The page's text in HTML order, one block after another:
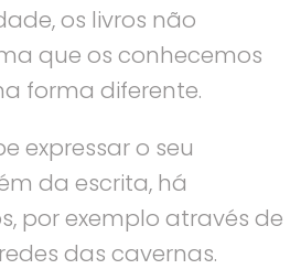
os livros não
que os conhecemos
forma diferente.
expressar o seu
da escrita, há
por exemplo através de
das cavernas.